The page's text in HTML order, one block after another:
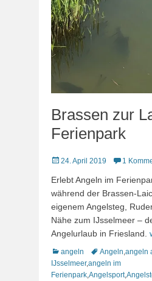
Brassen zur
Ferienpark
Veröffentlicht
24. April 2019 1
Erlebt Angeln im
während der Brassen-
eigenem Angelsteg,
Nähe zum IJsselmeer –
Angelurlaub in Friesland.
Kategorien
angeln Schlagworte
Angeln angeln
IJsselmeer,angeln im
Ferienpark Angelsport,